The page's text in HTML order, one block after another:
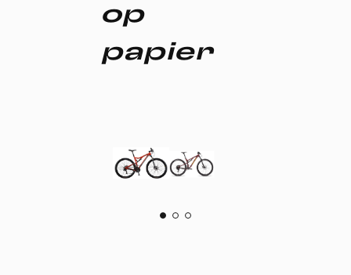
op
papier